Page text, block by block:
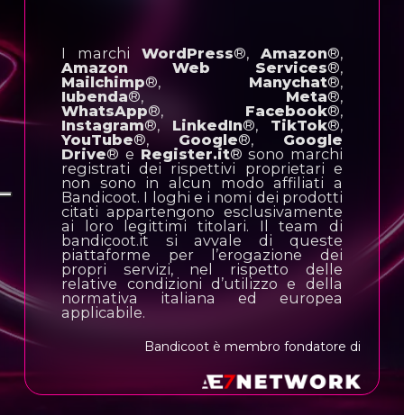
I marchi WordPress®, Amazon®,
Amazon Web Services®,
Mailchimp®, Manychat®,
Iubenda®,Meta®,
WhatsApp®, Facebook®,
Instagram®, LinkedIn®, TikTok®,
YouTube®, Google®, Google
Drive® e Register.it® sono marchi
registrati dei rispettivi proprietari e
non sono in alcun modo affiliati a
Bandicoot. I loghi e i nomi dei prodotti
citati appartengono esclusivamente
ai loro legittimi titolari. Il team di
bandicoot.it si avvale di queste
piattaforme per l’erogazione dei
propri servizi, nel rispetto delle
relative condizioni d’utilizzo e della
normativa italiana ed europea
applicabile.
Bandicoot è membro fondatore di